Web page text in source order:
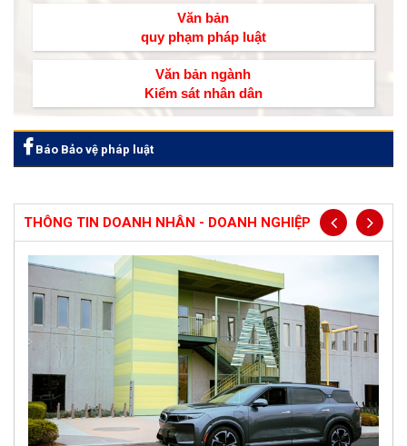
Văn bản
quy phạm pháp luật
Văn bản ngành
Kiểm sát nhân dân
Báo Bảo vệ pháp luật
THÔNG TIN DOANH NHÂN - DOANH NGHIỆP